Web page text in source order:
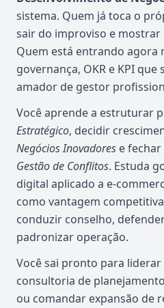
sistema. Quem já toca o
sair do improviso e
Quem está entrando agora
governança, OKR e KPI
amador de gestor
Você aprende a estruturar
Estratégico, decidir
Negócios Inovadores e
Gestão de Conflitos. Estuda
digital aplicado a e-
como vantagem
conduzir conselho,
padronizar operação.
Você sai pronto para
consultoria de
ou comandar expansão de